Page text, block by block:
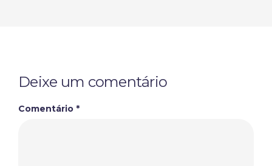
Deixe um comentário
Comentário *